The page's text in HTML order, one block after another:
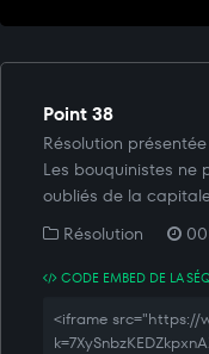
Point 38
Résolution
Les bouquinistes ne
oubliés de la
Résolution
CODE EMBED DE LA
<iframe src="https://